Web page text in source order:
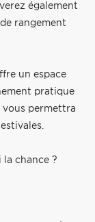
également
rangement
un espace
pratique
vous permettra
la chance ?